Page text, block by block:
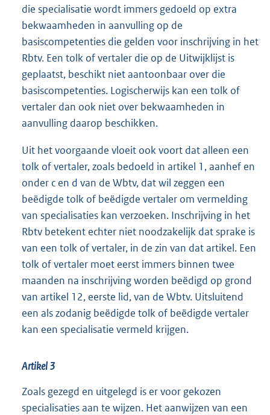
die specialisatie wordt immers gedoeld op extra
bekwaamheden in aanvulling op de
basiscompetenties die gelden voor inschrijving in het
Rbtv. Een tolk of vertaler die op de Uitwijklijst is
geplaatst, beschikt niet aantoonbaar over die
basiscompetenties. Logischerwijs kan een tolk of
vertaler dan ook niet over bekwaamheden in
aanvulling daarop beschikken.
Uit het voorgaande vloeit ook voort dat alleen een
tolk of vertaler, zoals bedoeld in artikel 1, aanhef en
onder c en d van de Wbtv, dat wil zeggen een
beëdigde tolk of beëdigde vertaler om vermelding
van specialisaties kan verzoeken. Inschrijving in het
Rbtv betekent echter niet noodzakelijk dat sprake is
van een tolk of vertaler, in de zin van dat artikel. Een
tolk of vertaler moet eerst immers binnen twee
maanden na inschrijving worden beëdigd op grond
van artikel 12, eerste lid, van de Wbtv. Uitsluitend
een als zodanig beëdigde tolk of beëdigde vertaler
kan een specialisatie vermeld krijgen.
Artikel 3
Zoals gezegd en uitgelegd is er voor gekozen
specialisaties aan te wijzen. Het aanwijzen van een